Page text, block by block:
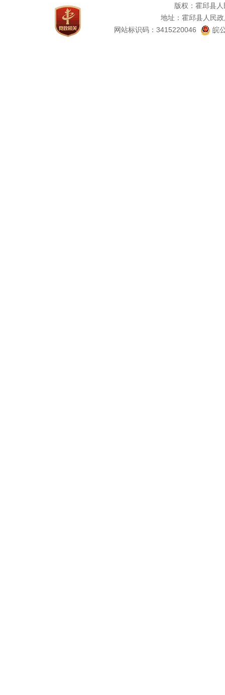
版权：霍邱县
地址：霍邱县人民
网站标识码：3415220046
皖